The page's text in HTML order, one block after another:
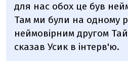
для нас обох це був
Там ми були на одному
неймовірним другом
сказав Усик в інтерв'ю.